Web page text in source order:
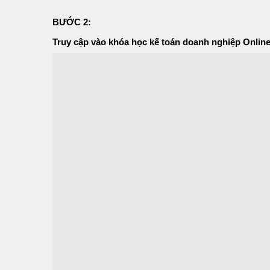
BƯỚC 2:
Truy cập vào khóa học kế toán doanh nghiệp Online